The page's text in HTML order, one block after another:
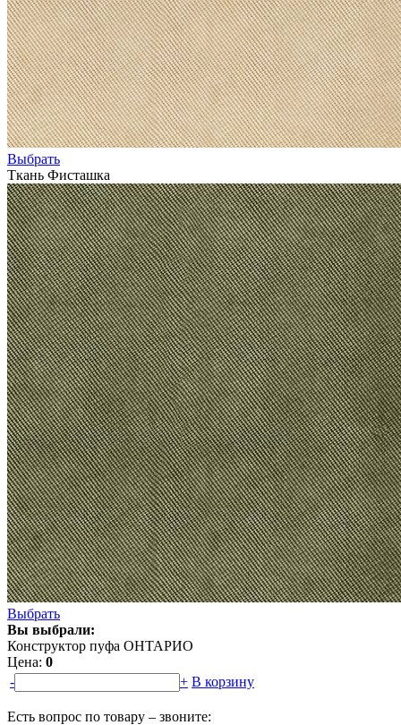
Выбрать
Ткань Фисташка
Выбрать
Вы выбрали:
Конструктор пуфа ОНТАРИО
Цена: 0
-
+ В корзину
Есть вопрос по товару – звоните: